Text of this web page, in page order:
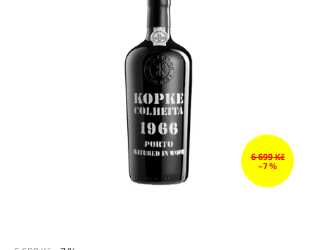
6 699 Kč
–7 %